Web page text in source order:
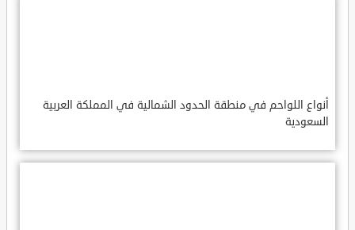
أنواع اللواحم في منطقة الحدود الشمالية في المملكة العربية
السعودية